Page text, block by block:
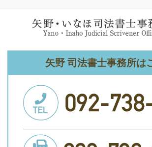
矢野 司法書士事務所は